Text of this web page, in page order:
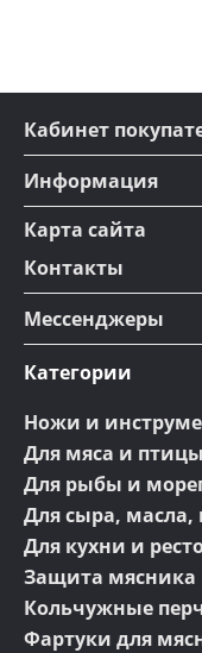
Кабинет
Информация
Карта сайта
Контакты
Мессенджеры
Категории
Ножи и
Для мяса и птицы
Для рыбы и
Для сыра, масла,
Для кухни и
Защита мясника
Кольчужные
Фартуки для